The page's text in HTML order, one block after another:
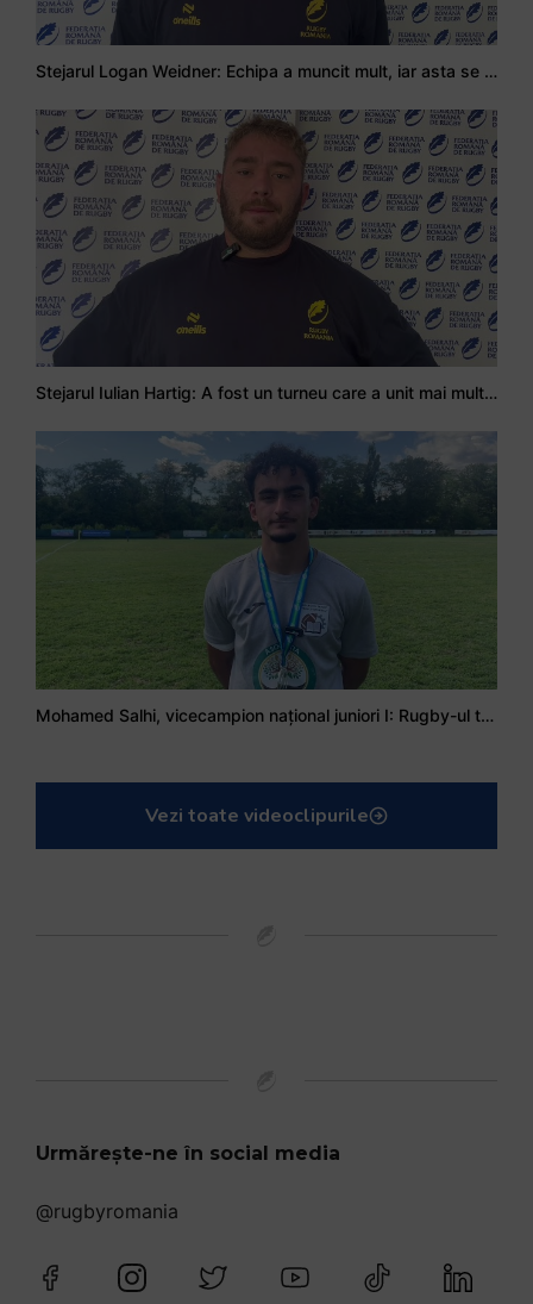
Stejarul Logan Weidner: Echipa a muncit mult, iar asta se va vedea în meciurile de la Nations Cup
Stejarul Iulian Hartig: A fost un turneu care a unit mai mult echipa
Mohamed Salhi, vicecampion național juniori I: Rugby-ul te învață să accepți și înfrângerile
Vezi toate videoclipurile
Urmărește-ne în social media
@rugbyromania